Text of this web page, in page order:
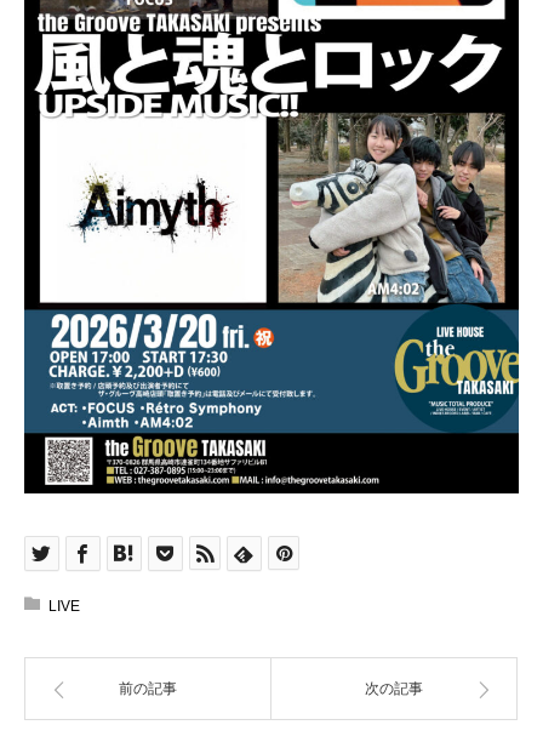
LIVE
前の記事 次の記事